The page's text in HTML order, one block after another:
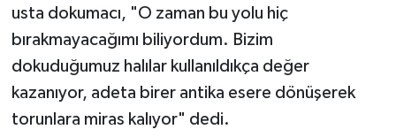
usta dokumacı, "O zaman bu yolu hiç
bırakmayacağımı biliyordum. Bizim
dokuduğumuz halılar kullanıldıkça değer
kazanıyor, adeta birer antika esere dönüşerek
torunlara miras kalıyor" dedi.